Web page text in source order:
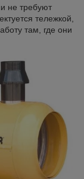
не требуют
тележкой,
там, где они